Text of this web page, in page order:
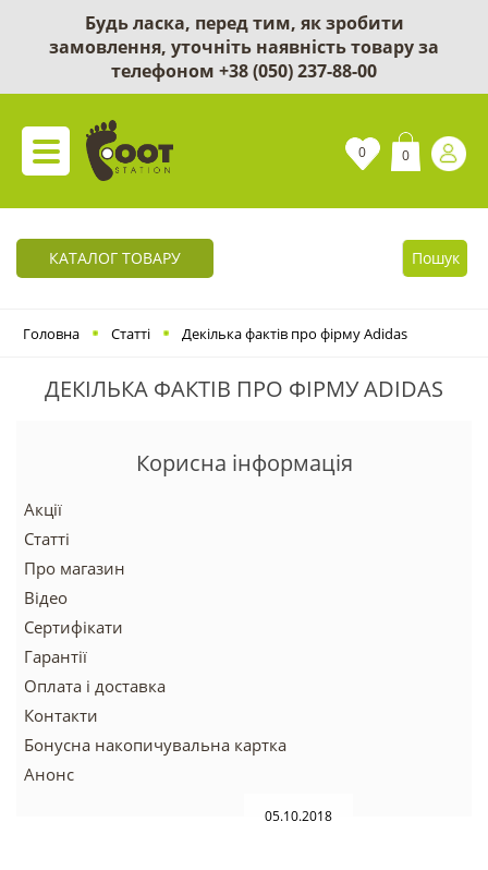
Будь ласка, перед тим, як зробити
замовлення, уточніть наявність товару за
телефоном +38 (050) 237-88-00
0 0
КАТАЛОГ ТОВАРУ Пошук
Головна Статті Декілька фактів про фірму Adidas
ДЕКІЛЬКА ФАКТІВ ПРО ФІРМУ ADIDAS
Корисна інформація
Акції
Статті
Про магазин
Відео
Сертифікати
Гарантії
Оплата і доставка
Контакти
Бонусна накопичувальна картка
Анонс
05.10.2018